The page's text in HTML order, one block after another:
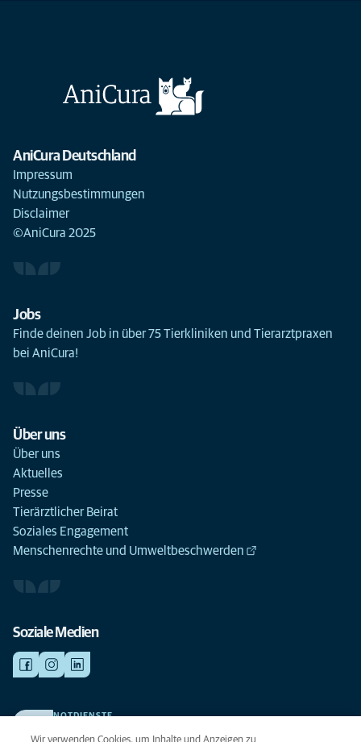
AniCura Deutschland
Impressum
Nutzungsbestimmungen
Disclaimer
©AniCura 2025
Jobs
Finde deinen Job in über 75 Tierkliniken und Tierarztpraxen
bei AniCura!
Über uns
Über uns
Aktuelles
Presse
Tierärztlicher Beirat
Soziales Engagement
Menschenrechte und Umweltbeschwerden
Soziale Medien
NOTDIENSTE